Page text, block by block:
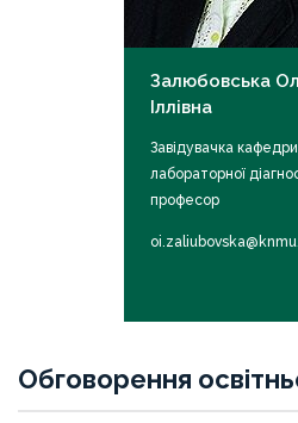
Залюбовська
Іллівна
Завідувачка кафедри
лабораторної
професор
Обговорення